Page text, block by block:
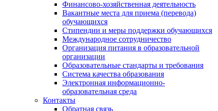
Финансово-хозяйственная деятельность
Вакантные места для приема (перевода)
обучающихся
Стипендии и меры поддержки обучающихся
Международное сотрудничество
Организация питания в образовательной
организации
Образовательные стандарты и требования
Система качества образования
Электронная информационно-
образовательная среда
Контакты
Обратная связь